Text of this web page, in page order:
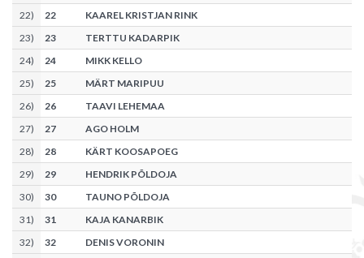
22) 22
KAAREL KRISTJAN RINK
23) 23
TERTTU KADARPIK
24) 24
MIKK KELLO
25) 25
MÄRT MARIPUU
26) 26
TAAVI LEHEMAA
27) 27
AGO HOLM
28) 28
KÄRT KOOSAPOEG
29) 29
HENDRIK PÕLDOJA
30) 30
TAUNO PÕLDOJA
31) 31
KAJA KANARBIK
32) 32
DENIS VORONIN